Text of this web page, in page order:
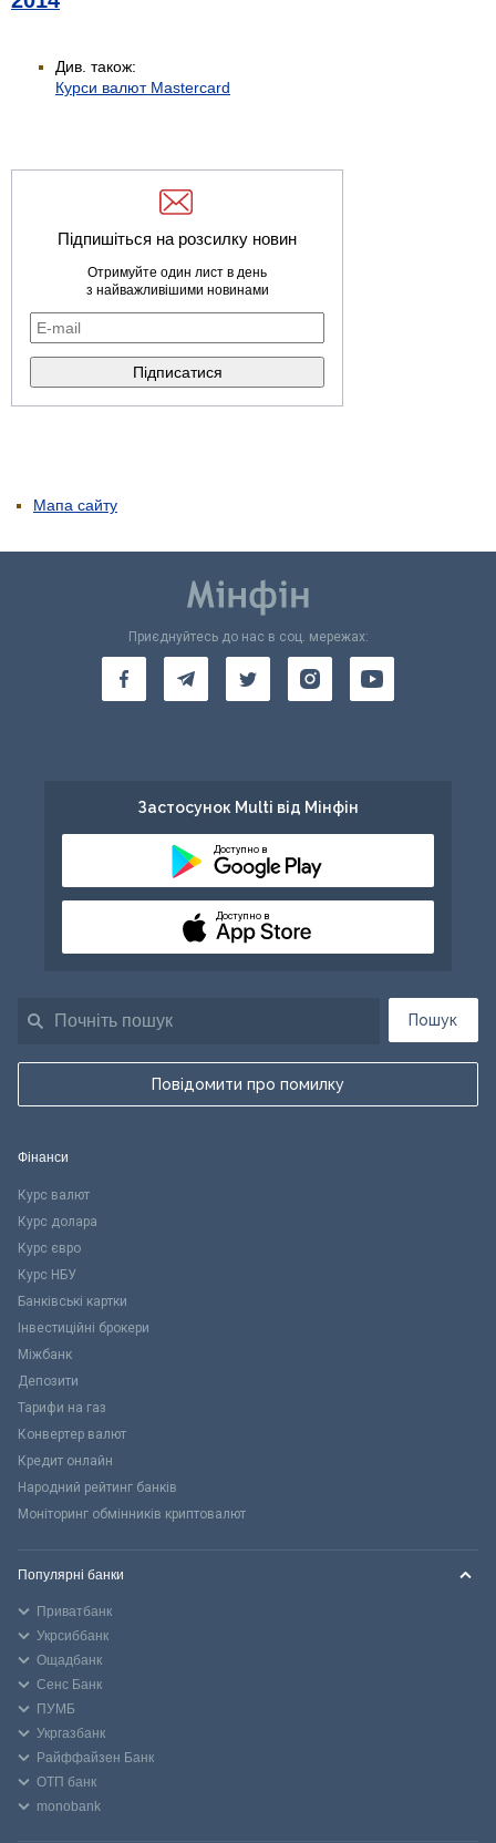
Див. також:
Курси валют Mastercard
Підпишіться на розсилку новин
Отримуйте один лист в день
з найважливішими новинами
Мапа сайту
Пошук
Повідомити про помилку
Приєднуйтесь до нас в соц. мережах:
Застосунок Multi від Мінфін
Доступно в
Доступно в
Фінанси
Курс валют
Курс долара
Курс євро
Курс НБУ
Банківські картки
Інвестиційні брокери
Міжбанк
Депозити
Тарифи на газ
Конвертер валют
Кредит онлайн
Народний рейтинг банків
Моніторинг обмінників криптовалют
Популярні банки
Приватбанк
Укрсиббанк
Ощадбанк
Сенс Банк
ПУМБ
Укргазбанк
Райффайзен Банк
ОТП банк
monobank